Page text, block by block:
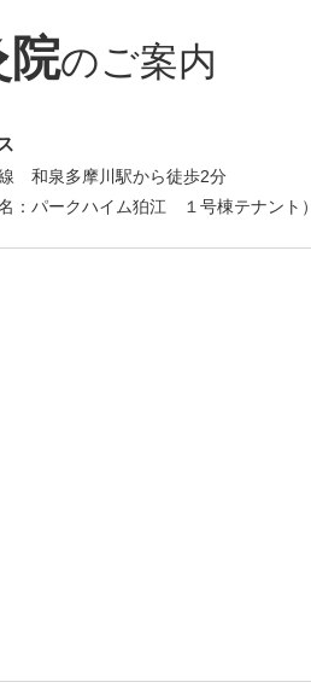
院
和泉多摩川駅から徒歩2分
名：パークハイム狛江 １号棟テナント）